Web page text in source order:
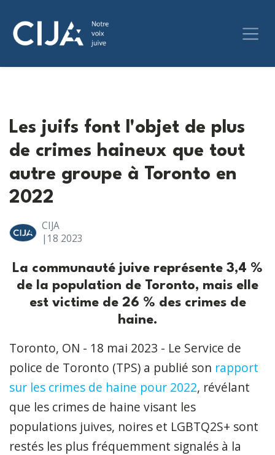
Les juifs font l'objet de plus
de crimes haineux que tout
autre groupe à Toronto en
2022
CIJA
|18 2023
La communauté juive représente 3,4 %
de la population de Toronto, mais elle
est victime de 26 % des crimes de
haine.
Toronto, ON - 18 mai 2023 - Le Service de
police de Toronto (TPS) a publié son rapport
sur les crimes de haine pour 2022, révélant
que les crimes de haine visant les
populations juives, noires et LGBTQ2S+ sont
restés les plus fréquemment signalés à la